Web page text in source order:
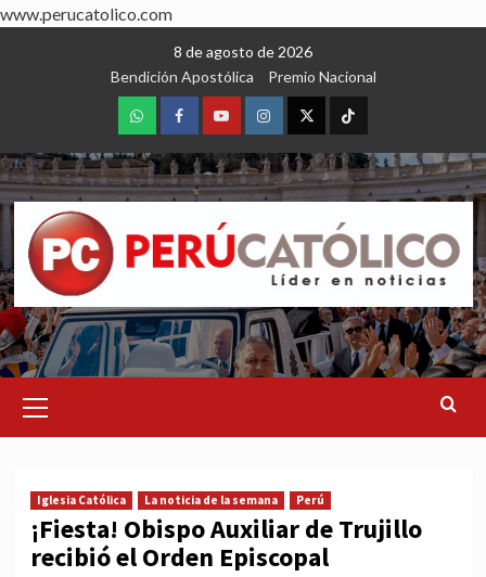
www.perucatolico.com
8 de agosto de 2026
Bendición Apostólica
Premio Nacional
WhatsAppFacebookYoutubeInstagram
X TikTok
Menu
Iglesia Católica La noticia de la semana Perú
¡Fiesta! Obispo Auxiliar de Trujillo
recibió el Orden Episcopal